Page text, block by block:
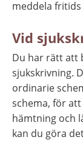
meddela
Vid
Du har rätt att
sjukskrivning.
ordinarie
schema, för
hämtning och
kan du göra